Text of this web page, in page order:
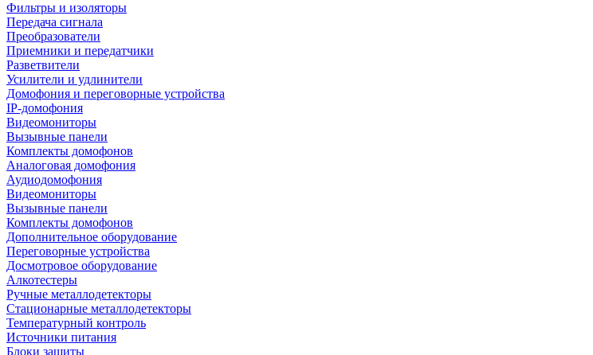
Фильтры и изоляторы
Передача сигнала
Преобразователи
Приемники и передатчики
Разветвители
Усилители и удлинители
Домофония и переговорные устройства
IP-домофония
Видеомониторы
Вызывные панели
Комплекты домофонов
Аналоговая домофония
Аудиодомофония
Видеомониторы
Вызывные панели
Комплекты домофонов
Дополнительное оборудование
Переговорные устройства
Досмотровое оборудование
Алкотестеры
Ручные металлодетекторы
Стационарные металлодетекторы
Температурный контроль
Источники питания
Блоки защиты